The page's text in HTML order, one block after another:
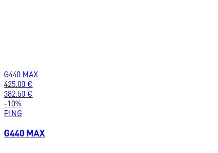
G440 MAX
425.00 €
382.50 €
-10%
PING
G440 MAX